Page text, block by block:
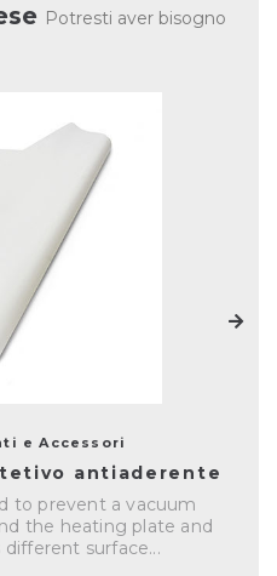
Potresti aver bisogno
e Accessori
antiaderente
to prevent a vacuum
the heating plate and
surface...